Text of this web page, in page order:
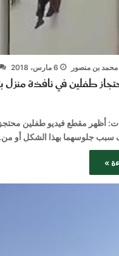
محمد بن منصور 6 مارس، 2018
طفلين في نافذة
أظهر مقطع فيديو طفلين
سبب جلوسهما بهذا الشكل أو
»